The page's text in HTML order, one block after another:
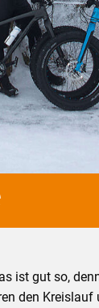
ist gut so,
den Kreislauf